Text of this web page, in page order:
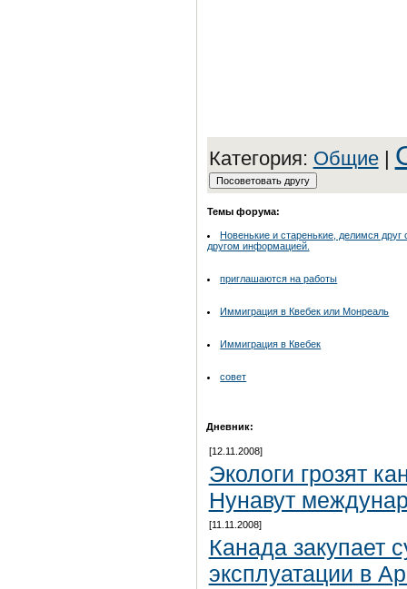
Категория: Общие|
Темы форума:
Новенькие и старенькие, делимся друг
другом информацией.
приглашаются на работы
Иммиграция в Квебек или Монреаль
Иммиграция в Квебек
совет
Дневник:
[12.11.2008]
Экологи грозят
Нунавут
[11.11.2008]
Канада закупает
эксплуатации в